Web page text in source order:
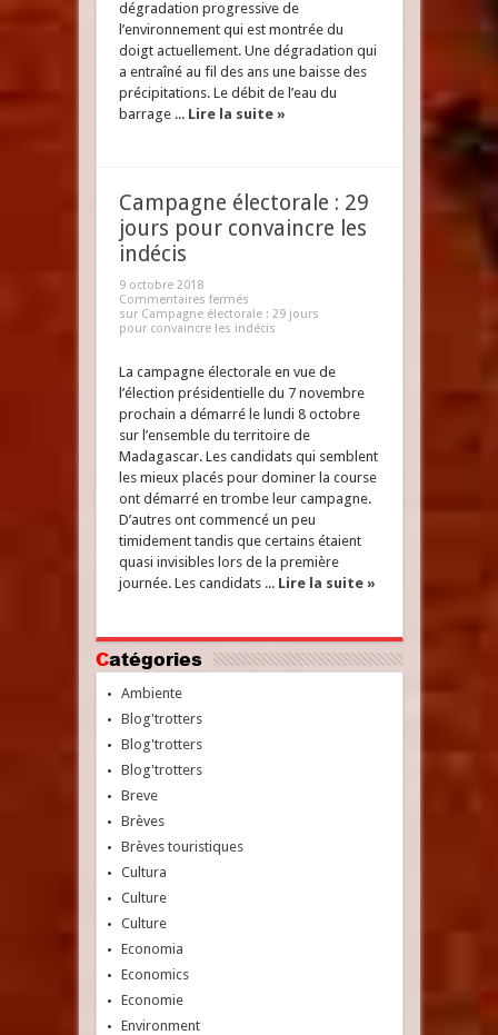
dégradation progressive de
l’environnement qui est montrée du
doigt actuellement. Une dégradation qui
a entraîné au fil des ans une baisse des
précipitations. Le débit de l’eau du
barrage ... Lire la suite »
Campagne électorale : 29
jours pour convaincre les
indécis
9 octobre 2018
Commentaires fermés
sur Campagne électorale : 29 jours
pour convaincre les indécis
La campagne électorale en vue de
l’élection présidentielle du 7 novembre
prochain a démarré le lundi 8 octobre
sur l’ensemble du territoire de
Madagascar. Les candidats qui semblent
les mieux placés pour dominer la course
ont démarré en trombe leur campagne.
D’autres ont commencé un peu
timidement tandis que certains étaient
quasi invisibles lors de la première
journée. Les candidats ... Lire la suite »
Catégories
Ambiente
Blog'trotters
Blog'trotters
Blog'trotters
Breve
Brèves
Brèves touristiques
Cultura
Culture
Culture
Economia
Economics
Economie
Environment